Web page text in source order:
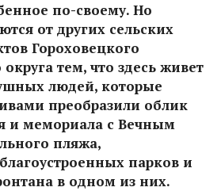
по-своему. Но
от других сельских
Гороховецкого
тем, что здесь живет
людей, которые
преобразили облик
и мемориала с Вечным
пляжа,
парков и
в одном из них.